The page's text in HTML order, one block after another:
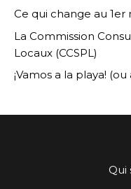
Ce qui change au 1er
La Commission
Locaux (CCSPL)
¡Vamos a la playa! (ou
Qui